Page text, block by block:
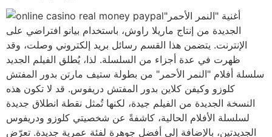
أغنية "النمر الأحمر"
الجديدة من إنتاج ماريلا راوش، باستخدام بيانو افتراضي على
الإنترنت. يتضمن هذا القسم رسائل بريد إلكتروني وصلت، وقد
ظهرت في عدة أجزاء من السلسلة. لذا، يُطلق الفيلم الجديد
سلسلة أفلام "النمر الأحمر" من بطولة ستيف مارتن بدور المفتش
كلوزو وكيفن كلاين بدور المفتش دريفوس. قد لا تكون هذه
النسخة الجديدة من الفيلم جيدة، لكنها تُمثل نقطة انطلاق جديدة
لسلسلة الأفلام الحالية، كاشفةً عن شخصيتي كلوزو ودريفوس
الجديدتين، بالإضافة إلى أفضل جوهرة لفئة عمرية جديدة. تعرّض